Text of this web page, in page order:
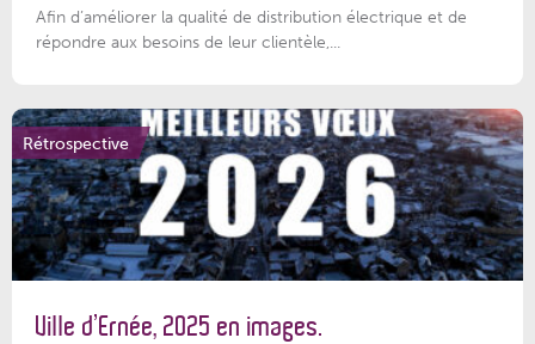
Afin d’améliorer la qualité de distribution électrique et de
répondre aux besoins de leur clientèle,...
Rétrospective
Ville d’Ernée, 2025 en images.